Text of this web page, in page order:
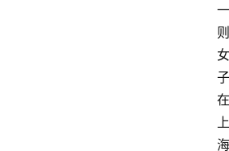
一
则
女
子
在
上
海